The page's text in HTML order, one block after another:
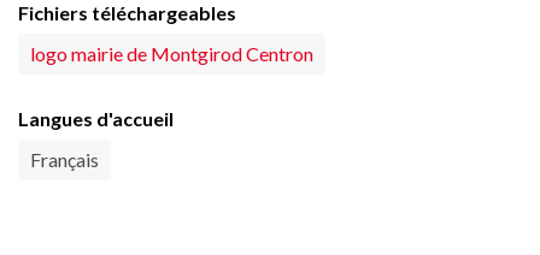
Fichiers téléchargeables
logo mairie de Montgirod Centron
Langues d'accueil
Français